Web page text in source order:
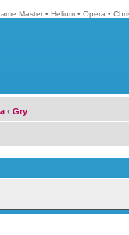
Master • Helium • Opera •
‹ Gry